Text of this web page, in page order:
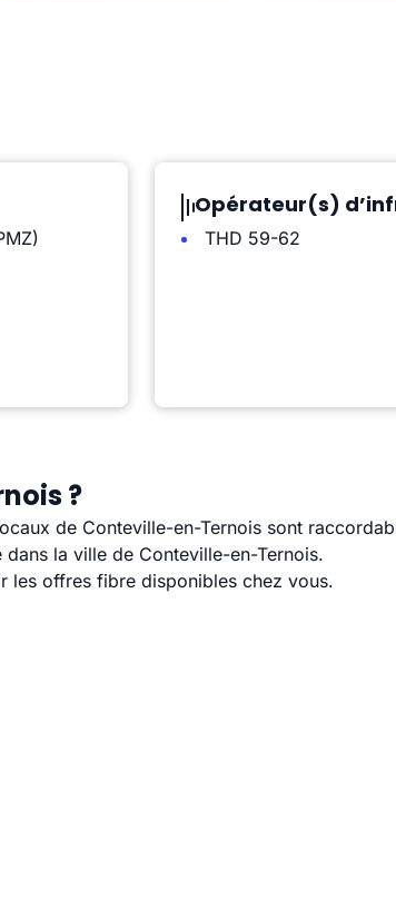
Opérateur(s)
THD 59-62
?
de Conteville-en-Ternois sont
dans la ville de Conteville-en-Ternois.
les offres fibre disponibles chez vous.